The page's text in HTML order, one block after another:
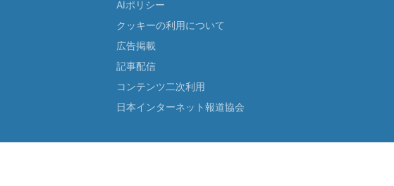
AIポリシー
クッキーの利用について
広告掲載
記事配信
コンテンツ二次利用
日本インターネット報道協会